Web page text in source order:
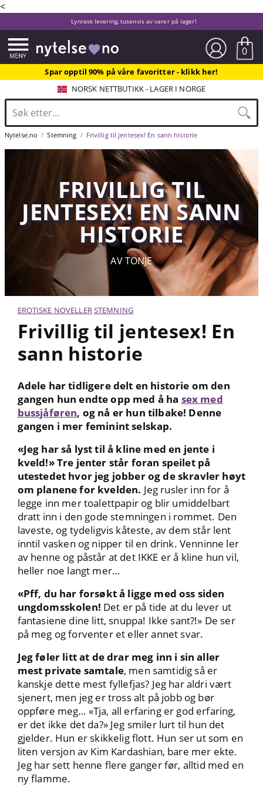
<
Lynrask levering, tusenvis av varer på lager!
0
Spar opptil 90% på våre favoritter - klikk her!
NORSK NETTBUTIKK - LAGER I NORGE
Nytelse.no Stemning Frivillig til jentesex! En sann historie
FRIVILLIG TIL
JENTESEX! EN SANN
HISTORIE
AV TONJE
EROTISKE NOVELLERSTEMNING
Frivillig til jentesex! En
sann historie
Adele har tidligere delt en historie om den
gangen hun endte opp med å ha sex med
bussjåføren, og nå er hun tilbake! Denne
gangen i mer feminint selskap.
«Jeg har så lyst til å kline med en jente i
kveld!» Tre jenter står foran speilet på
utestedet hvor jeg jobber og de skravler høyt
om planene for kvelden. Jeg rusler inn for å
legge inn mer toalettpapir og blir umiddelbart
dratt inn i den gode stemningen i rommet. Den
laveste, og tydeligvis kåteste, av dem står lent
inntil vasken og nipper til en drink. Venninne ler
av henne og påstår at det IKKE er å kline hun vil,
heller noe langt mer…
«Pff, du har forsøkt å ligge med oss siden
ungdomsskolen! Det er på tide at du lever ut
fantasiene dine litt, snuppa! Ikke sant?!» De ser
på meg og forventer et eller annet svar.
Jeg føler litt at de drar meg inn i sin aller
mest private samtale, men samtidig så er
kanskje dette mest fyllefjas? Jeg har aldri vært
sjenert, men jeg er tross alt på jobb og bør
oppføre meg… «Tja, all erfaring er god erfaring,
er det ikke det da?» Jeg smiler lurt til hun det
gjelder. Hun er skikkelig flott. Hun ser ut som en
liten versjon av Kim Kardashian, bare mer ekte.
Jeg har sett henne flere ganger før, alltid med en
ny flamme.